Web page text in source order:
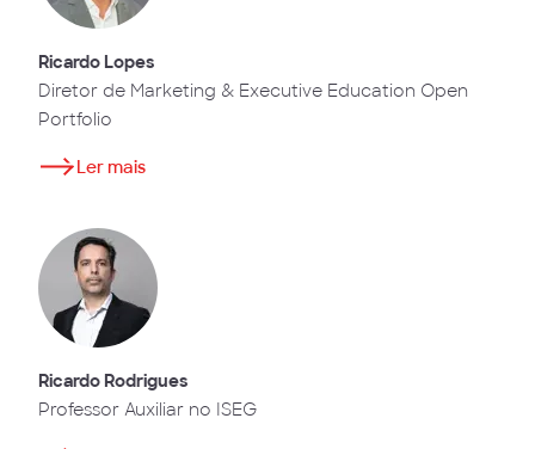
Ricardo Lopes
Diretor de Marketing & Executive Education Open
Portfolio
Ler mais
Ricardo Rodrigues
Professor Auxiliar no ISEG